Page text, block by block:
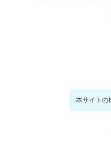
本サイトの